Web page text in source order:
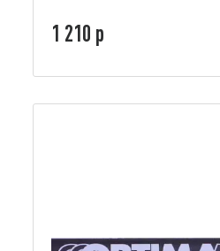
1 210 р